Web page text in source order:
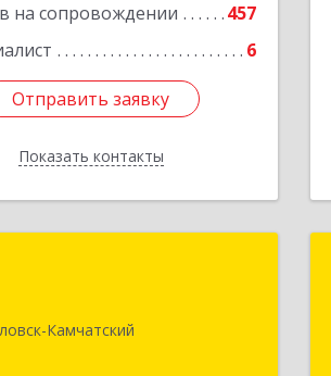
на сопровождении
457
6
Отправить заявку
Показать контакты
Отправить заявку
Назад
Камчатский
Камчатский г,